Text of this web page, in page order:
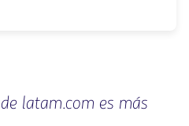
latam.com es más